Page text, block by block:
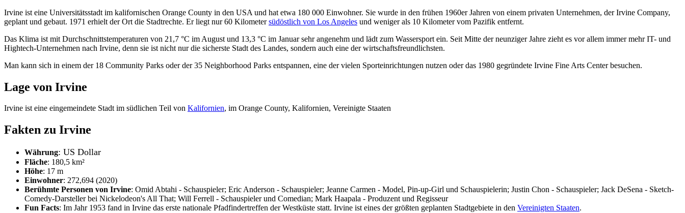
Irvine ist eine Universitätsstadt im kalifornischen Orange County in den USA und hat etwa 180 000 Einwohner. Sie wurde in den frühen 1960er Jahren von einem privaten Unternehmen, der Irvine Company,
geplant und gebaut. 1971 erhielt der Ort die Stadtrechte. Er liegt nur 60 Kilometersüdöstlich von Los Angeles und weniger als 10 Kilometer vom Pazifik entfernt.
Das Klima ist mit Durchschnittstemperaturen von 21,7 °C im August und 13,3 °C im Januar sehr angenehm und lädt zum Wassersport ein. Seit Mitte der neunziger Jahre zieht es vor allem immer mehr IT- und
Hightech-Unternehmen nach Irvine, denn sie ist nicht nur die sicherste Stadt des Landes, sondern auch eine der wirtschaftsfreundlichsten.
Man kann sich in einem der 18 Community Parks oder der 35 Neighborhood Parks entspannen, eine der vielen Sporteinrichtungen nutzen oder das 1980 gegründete Irvine Fine Arts Center besuchen.
Lage von Irvine
Irvine ist eine eingemeindete Stadt im südlichen Teil von Kalifornien, im Orange County, Kalifornien, Vereinigte Staaten
Fakten zu Irvine
Währung: US Dollar
Fläche: 180,5 km²
Höhe: 17 m
Einwohner: 272,694 (2020)
Berühmte Personen von Irvine: Omid Abtahi - Schauspieler; Eric Anderson - Schauspieler; Jeanne Carmen - Model, Pin-up-Girl und Schauspielerin; Justin Chon - Schauspieler; Jack DeSena - Sketch-
Comedy-Darsteller bei Nickelodeon's All That; Will Ferrell - Schauspieler und Comedian; Mark Haapala - Produzent und Regisseur
Fun Facts: Im Jahr 1953 fand in Irvine das erste nationale Pfadfindertreffen der Westküste statt. Irvine ist eines der größten geplanten Stadtgebiete in den Vereinigten Staaten.